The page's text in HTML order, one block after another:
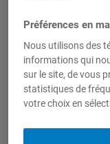
sens et de
Ce premier
RIAS
la
traditions
examinant
Préférences en
Nous utilisons des
informations qui
sur le site, de vous
statistiques de
votre choix en